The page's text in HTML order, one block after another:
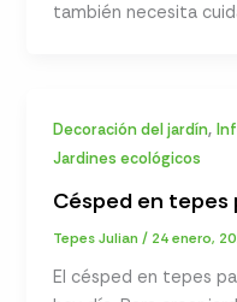
también necesita
Decoración del jardín,
Jardines ecológicos
Césped en
Tepes Julian/ 24 enero,
El césped en tepes